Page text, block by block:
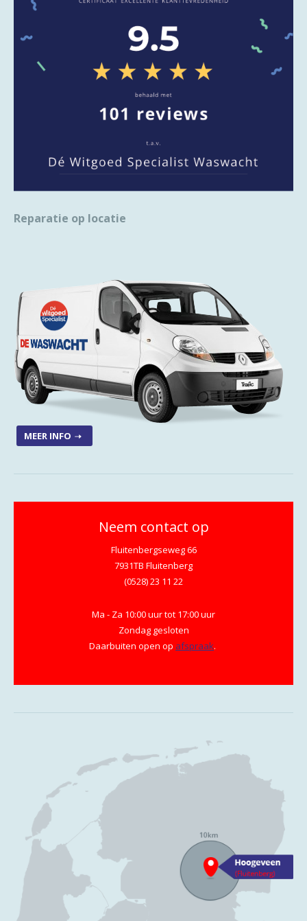
Reparatie op locatie
MEER INFO
Neem contact op
Fluitenbergseweg 66
7931TB Fluitenberg
(0528) 23 11 22
Ma - Za 10:00 uur tot 17:00 uur
Zondag gesloten
Daarbuiten open op afspraak.